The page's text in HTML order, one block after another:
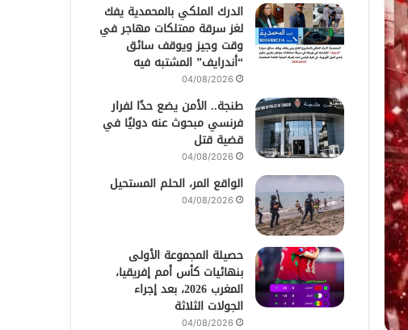
الدرك الملكي بالمحمدية يفك
لغز سرقة ممتلكات مهاجر في
وقت وجيز ويوقف سائق
“أندرايف” المشتبه فيه
04/08/2026
طنجة.. الأمن يضع حدًا لفرار
فرنسي مبحوث عنه دوليًا في
قضية قتل
04/08/2026
الواقع المر، الحلم المستحيل
04/08/2026
حصيلة المجموعة الأولى
بنهائيات كأس أمم إفريقيا،
المغرب 2026، بعد إجراء
الجولات الثلاثة
04/08/2026